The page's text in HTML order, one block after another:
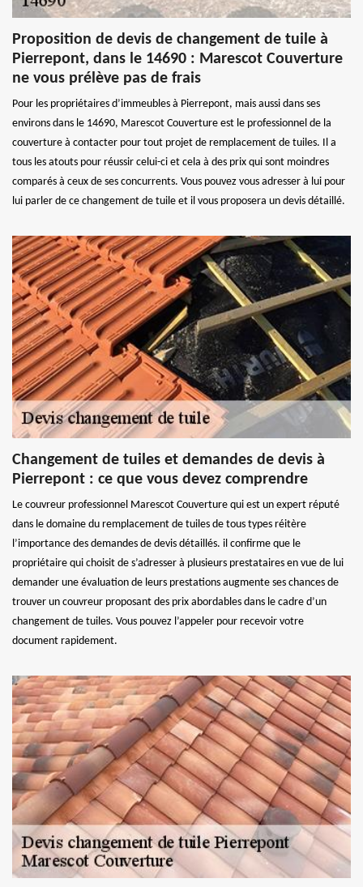
Proposition de devis de changement de tuile à
Pierrepont, dans le 14690 : Marescot Couverture
ne vous prélève pas de frais
Pour les propriétaires d’immeubles à Pierrepont, mais aussi dans ses
environs dans le 14690, Marescot Couverture est le professionnel de la
couverture à contacter pour tout projet de remplacement de tuiles. Il a
tous les atouts pour réussir celui-ci et cela à des prix qui sont moindres
comparés à ceux de ses concurrents. Vous pouvez vous adresser à lui pour
lui parler de ce changement de tuile et il vous proposera un devis détaillé.
Changement de tuiles et demandes de devis à
Pierrepont : ce que vous devez comprendre
Le couvreur professionnel Marescot Couverture qui est un expert réputé
dans le domaine du remplacement de tuiles de tous types réitère
l’importance des demandes de devis détaillés. il confirme que le
propriétaire qui choisit de s’adresser à plusieurs prestataires en vue de lui
demander une évaluation de leurs prestations augmente ses chances de
trouver un couvreur proposant des prix abordables dans le cadre d’un
changement de tuiles. Vous pouvez l’appeler pour recevoir votre
document rapidement.